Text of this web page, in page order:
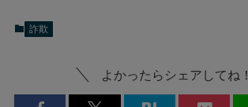
詐欺
よかったらシェアしてね！